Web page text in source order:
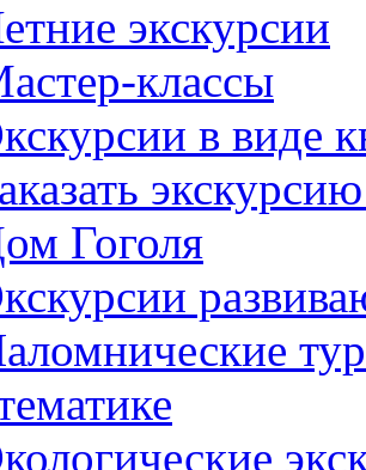
экскурсии
классы
в виде
Гоголя